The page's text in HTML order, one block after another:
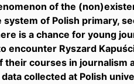
of the
of Polish primary,
is a chance for young
encounter Ryszard
courses in journalism
collected at Polish